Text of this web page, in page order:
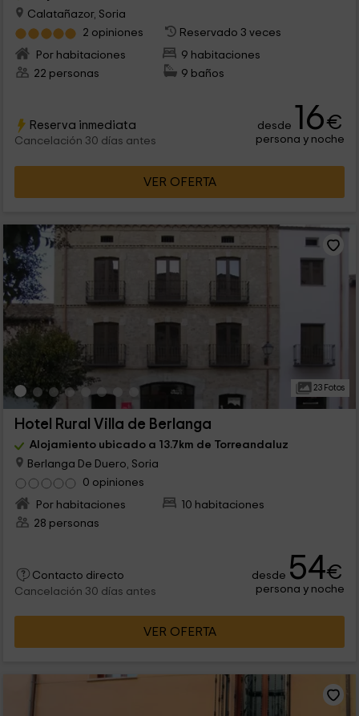
Calatañazor, Soria
2 opiniones
Reservado 3 veces
Por habitaciones
9 habitaciones
22 personas
9 baños
Reserva inmediata
Cancelación 30 días antes
desde 16€
persona y noche
VER OFERTA
23 Fotos
Hotel Rural Villa de Berlanga
Alojamiento ubicado a 13.7km de Torreandaluz
Berlanga De Duero, Soria
0 opiniones
Por habitaciones
10 habitaciones
28 personas
Contacto directo
Cancelación 30 días antes
desde 54€
persona y noche
VER OFERTA